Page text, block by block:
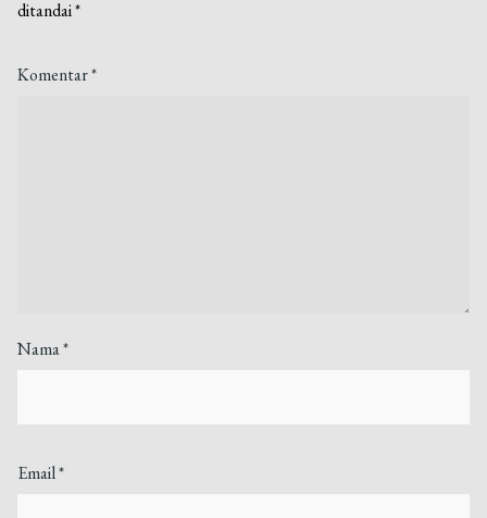
ditandai*
Komentar*
Nama*
Email*